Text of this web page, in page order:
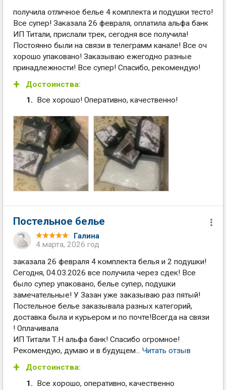
получила отличное белье 4 комплекта и подушки тесто!
Все супер! Заказала 26 февраля, оплатила альфа банк
ИП Титали, прислали трек, сегодня все получила!
Постоянно были на связи в телеграмм канале! Все оч
хорошо упаковано! Заказываю ежегодно разные
принадлежности! Все супер! Спасибо, рекомендую!
Достоинства:
Все хорошо! Оперативно, качественно!
Постельное белье
Галина
4 марта, 2026 год
заказала 26 февраля 4 комплекта белья и 2 подушки!
Сегодня, 04.03.2026 все получила через сдек! Все
было супер упаковано, белье супер, подушки
замечательные! У Зазан уже заказываю раз пятый!
Постельное белье заказывала разных категорий,
доставка была и курьером и по почте!Всегда на связи
! Оплачивала
ИП Титали Т.Н альфа банк! Спасибо огромное!
Рекомендую, думаю и в будущем... Читать отзыв
Достоинства:
Все хорошо, оперативно, качественно